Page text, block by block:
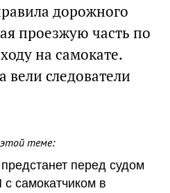
дорожного
проезжую часть по
на самокате.
вели следователи
теме:
перед судом
самокатчиком в